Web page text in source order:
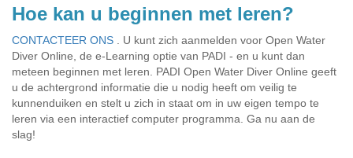
Hoe kan u beginnen met leren?
CONTACTEER ONS
. U kunt zich aanmelden voor Open Water
Diver Online, de e-Learning optie van PADI - en u kunt dan
meteen beginnen met leren. PADI Open Water Diver Online geeft
u de achtergrond informatie die u nodig heeft om veilig te
kunnenduiken en stelt u zich in staat om in uw eigen tempo te
leren via een interactief computer programma. Ga nu aan de
slag!